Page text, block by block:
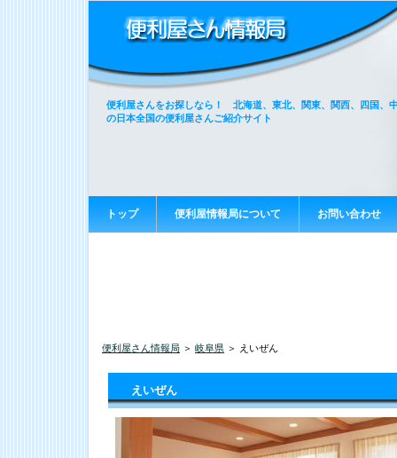
便利屋さんをお探しなら！ 北海道、東北、関東、関西、四国、
の日本全国の便利屋さんご紹介サイト
トップ 便利屋情報局について お問い合わせ
便利屋さん情報局 ＞ 岐阜県 ＞ えいぜん
えいぜん